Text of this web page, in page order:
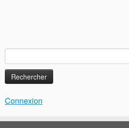
Rechercher :
Connexion